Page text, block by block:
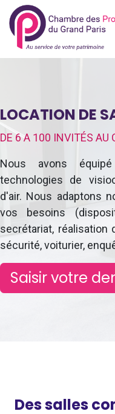
Se rendre au contenu
LOCATION DE
DE 6 A 100 INVITÉS AU
Nous avons
technologies de
d'air. Nous adaptons
vos besoins
secrétariat, réalisation
sécurité, voiturier,
Saisir votre
Des salles